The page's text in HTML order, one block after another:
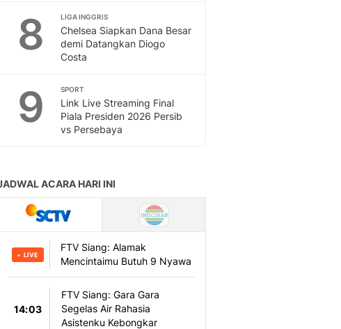
8 LIGA INGGRIS
Chelsea Siapkan Dana Besar
demi Datangkan Diogo
Costa
9 SPORT
Link Live Streaming Final
Piala Presiden 2026 Persib
vs Persebaya